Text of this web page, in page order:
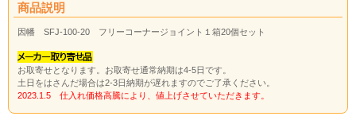
商品説明
因幡 SFJ-100-20 フリーコーナージョイント１箱20個セット
お取寄せとなります。お取寄せ通常納期は4-5日です。
土日をはさんだ場合は2-3日納期が遅れますのでご了承ください。
2023.1.5 仕入れ価格高騰により、値上げさせていただきます。